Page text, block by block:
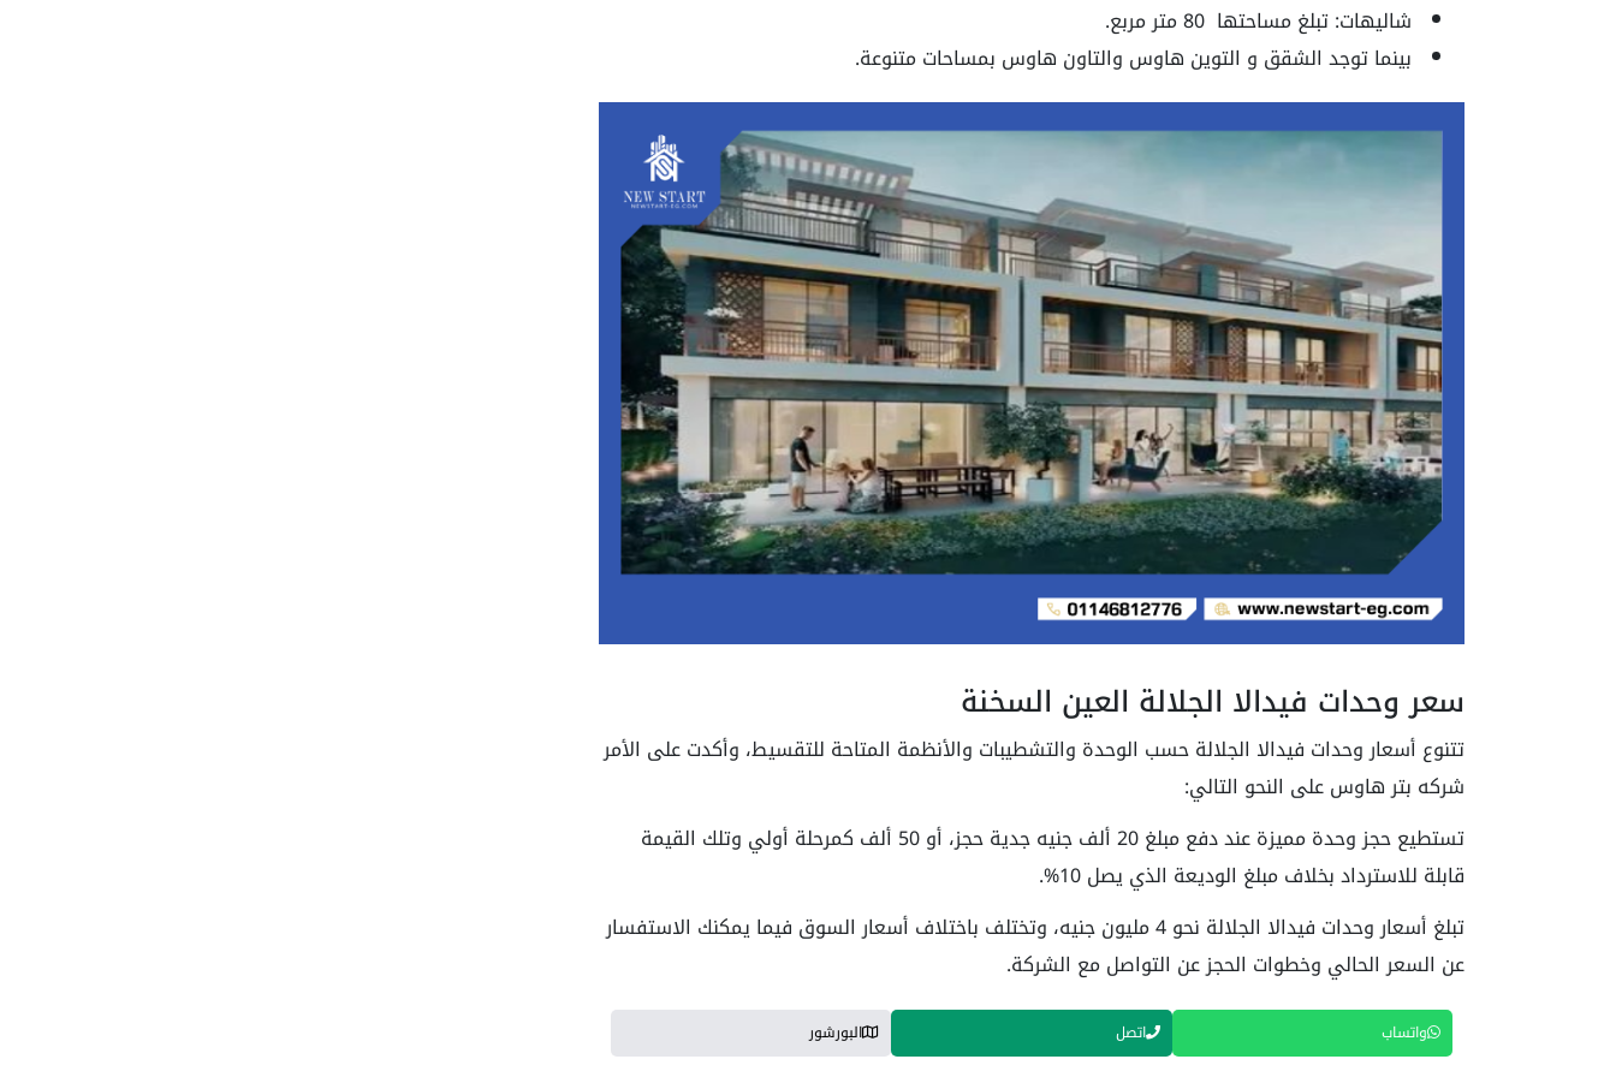
شاليهات: تبلغ مساحتها 80 متر مربع.
بينما توجد الشقق و التوين هاوس والتاون هاوس بمساحات متنوعة.
سعر وحدات فيدالا الجلالة العين السخنة
تتنوع أسعار وحدات فيدالا الجلالة حسب الوحدة والتشطيبات والأنظمة المتاحة للتقسيط، وأكدت على الأمر
شركه بتر هاوس على النحو التالي:
تستطيع حجز وحدة مميزة عند دفع مبلغ 20 ألف جنيه جدية حجز، أو 50 ألف كمرحلة أولي وتلك القيمة
قابلة للاسترداد بخلاف مبلغ الوديعة الذي يصل 10%.
تبلغ أسعار وحدات فيدالا الجلالة نحو 4 مليون جنيه، وتختلف باختلاف أسعار السوق فيما يمكنك الاستفسار
عن السعر الحالي وخطوات الحجز عن التواصل مع الشركة.
واتساب اتصل البورشور